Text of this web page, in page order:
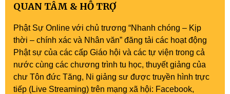
QUAN TÂM & HỖ TRỢ
Phật Sự Online với chủ trương “Nhanh chóng – Kịp
thời – chính xác và Nhân văn” đăng tải các hoạt động
Phật sự của các cấp Giáo hội và các tự viện trong cả
nước cùng các chương trình tu học, thuyết giảng của
chư Tôn đức Tăng, Ni giảng sư được truyền hình trực
tiếp (Live Streaming) trên mạng xã hội: Facebook,